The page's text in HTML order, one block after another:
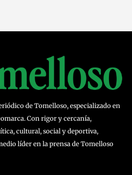
de Tomelloso, especializado en
Con rigor y cercanía,
cultural, social y deportiva,
líder en la prensa de Tomelloso